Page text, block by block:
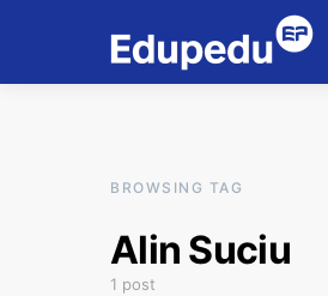
BROWSING TAG
Alin Suciu
1 post